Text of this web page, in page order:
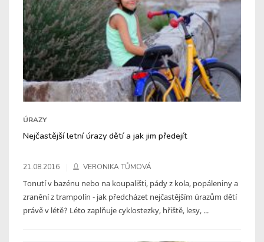
ÚRAZY
Nejčastější letní úrazy dětí a jak jim předejít
21.08.2016 VERONIKA TŮMOVÁ
Tonutí v bazénu nebo na koupališti, pády z kola, popáleniny a
zranění z trampolín - jak předcházet nejčastějším úrazům dětí
právě v létě? Léto zaplňuje cyklostezky, hřiště, lesy, ...